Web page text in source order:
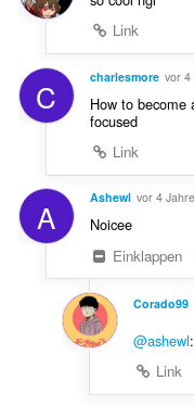
Link
C charlesmore vor 4
How to become
focused
Link
A Ashewl vor 4
Noicee
Einklappen
Corado99
@ashewl
Link